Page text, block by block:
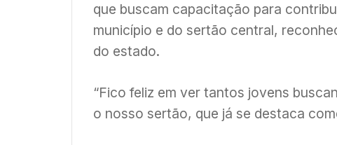
que buscam capacitação para
município e do sertão central,
do estado.
“Fico feliz em ver tantos jovens
o nosso sertão, que já se destaca